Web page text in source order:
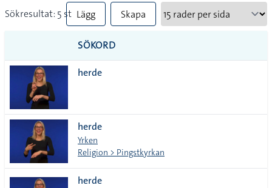
Sökresultat: 5 st Lägg
till
alla i
Skapa
SÖKORD
herde
herde
Yrken
Religion > Pingstkyrkan
herde